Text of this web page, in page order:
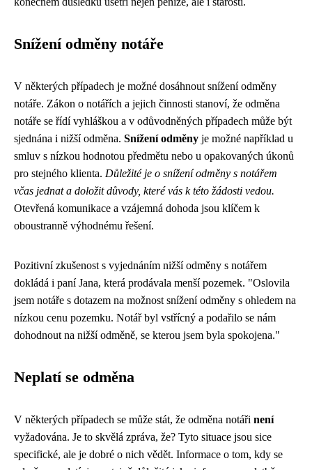
Snížení odměny notáře
V některých případech je možné dosáhnout snížení odměny
notáře. Zákon o notářích a jejich činnosti stanoví, že odměna
notáře se řídí vyhláškou a v odůvodněných případech může být
sjednána i nižší odměna. Snížení odměny je možné například u
smluv s nízkou hodnotou předmětu nebo u opakovaných úkonů
pro stejného klienta. Důležité je o snížení odměny s notářem
včas jednat a doložit důvody, které vás k této žádosti vedou.
Otevřená komunikace a vzájemná dohoda jsou klíčem k
oboustranně výhodnému řešení.
Pozitivní zkušenost s vyjednáním nižší odměny s notářem
dokládá i paní Jana, která prodávala menší pozemek. "Oslovila
jsem notáře s dotazem na možnost snížení odměny s ohledem na
nízkou cenu pozemku. Notář byl vstřícný a podařilo se nám
dohodnout na nižší odměně, se kterou jsem byla spokojena."
Neplatí se odměna
V některých případech se může stát, že odměna notáři není
vyžadována. Je to skvělá zpráva, že? Tyto situace jsou sice
specifické, ale je dobré o nich vědět. Informace o tom, kdy se